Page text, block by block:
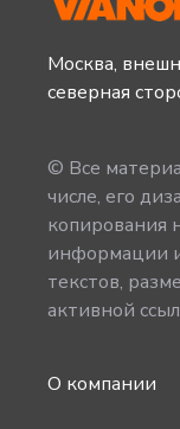
Москва,
северная
© Все
числе, его
копирования
информации и
текстов,
активной
О компании